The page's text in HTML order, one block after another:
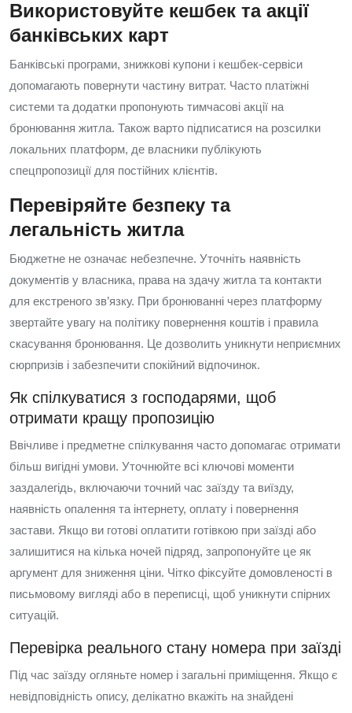
Використовуйте кешбек та акції
банківських карт
Банківські програми, знижкові купони і кешбек-сервіси
допомагають повернути частину витрат. Часто платіжні
системи та додатки пропонують тимчасові акції на
бронювання житла. Також варто підписатися на розсилки
локальних платформ, де власники публікують
спецпропозиції для постійних клієнтів.
Перевіряйте безпеку та
легальність житла
Бюджетне не означає небезпечне. Уточніть наявність
документів у власника, права на здачу житла та контакти
для екстреного зв’язку. При бронюванні через платформу
звертайте увагу на політику повернення коштів і правила
скасування бронювання. Це дозволить уникнути неприємних
сюрпризів і забезпечити спокійний відпочинок.
Як спілкуватися з господарями, щоб
отримати кращу пропозицію
Ввічливе і предметне спілкування часто допомагає отримати
більш вигідні умови. Уточнюйте всі ключові моменти
заздалегідь, включаючи точний час заїзду та виїзду,
наявність опалення та інтернету, оплату і повернення
застави. Якщо ви готові оплатити готівкою при заїзді або
залишитися на кілька ночей підряд, запропонуйте це як
аргумент для зниження ціни. Чітко фіксуйте домовленості в
письмовому вигляді або в переписці, щоб уникнути спірних
ситуацій.
Перевірка реального стану номера при заїзді
Під час заїзду огляньте номер і загальні приміщення. Якщо є
невідповідність опису, делікатно вкажіть на знайдені